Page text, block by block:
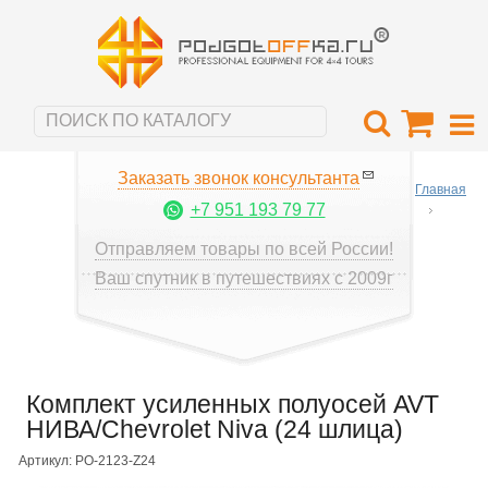
Заказать звонок консультанта
+7 951 193 79 77
Отправляем товары по всей России!
Ваш спутник в путешествиях с 2009г
Главная
Комплект усиленных полуосей AVT
НИВА/Chevrolet Niva (24 шлица)
Артикул: PO-2123-Z24